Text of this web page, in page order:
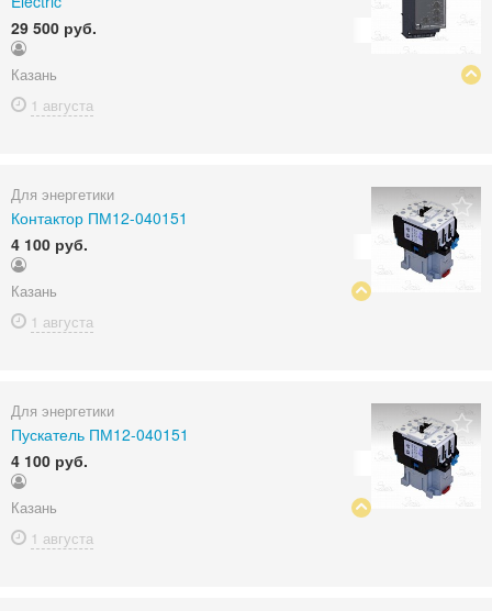
29 500 руб.
Казань
1 августа
Для энергетики
Контактор ПМ12-040151
4 100 руб.
Казань
1 августа
Для энергетики
Пускатель ПМ12-040151
4 100 руб.
Казань
1 августа